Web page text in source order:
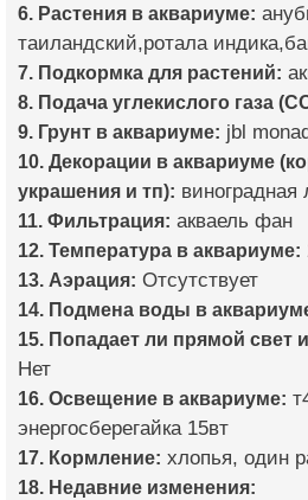
6. Растения в аквариуме:
таиландский,ротала
7. Подкормка для растений:
8. Подача углекислого газа
9. Грунт в аквариуме: jbl
10. Декорации в аквариуме
украшения и тп): виноградная
11. Фильтрация: акваель фан
12. Температура в аквариуме:
13. Аэрация: Отсутствует
14. Подмена воды в
15. Попадает ли прямой свет
Нет
16. Освещение в аквариуме:
энергосберегайка 15вт
17. Кормление: хлопья, один
18. Недавние изменения: